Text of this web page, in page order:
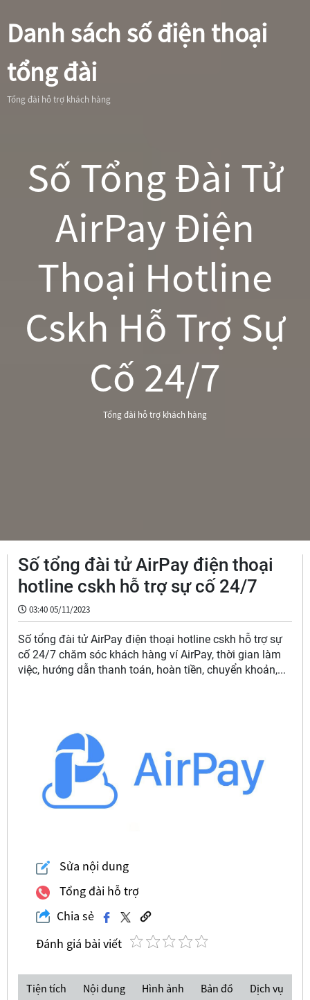
Danh sách số điện thoại
tổng đài
Tổng đài hỗ trợ khách hàng
Số Tổng Đài Tử
AirPay Điện
Thoại Hotline
Cskh Hỗ Trợ Sự
Cố 24/7
Tổng đài hỗ trợ khách hàng
Số tổng đài tử AirPay điện thoại
hotline cskh hỗ trợ sự cố 24/7
03:40 05/11/2023
Số tổng đài tử AirPay điện thoại hotline cskh hỗ trợ sự
cố 24/7 chăm sóc khách hàng ví AirPay, thời gian làm
việc, hướng dẫn thanh toán, hoàn tiền, chuyển khoản,...
Sửa nội dung
Tổng đài hỗ trợ
Chia sẻ
Đánh giá bài viết
Tiện tích Nội dung Hình ảnh Bản đồ Dịch vụ